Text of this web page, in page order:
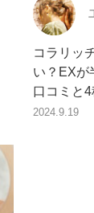
コラリッ
い？EXが
口コミと
2024.9.19